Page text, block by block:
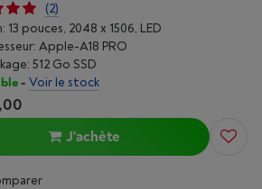
(2)
13 pouces, 2048 x 1506, LED
Apple-A18 PRO
512 Go SSD
- Voir le stock
J'achète